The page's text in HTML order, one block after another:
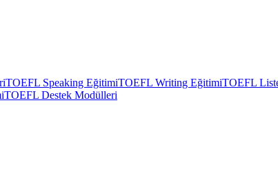
TOEFL Speaking EğitimiTOEFL Writing EğitimiTOEFL
TOEFL Destek Modülleri